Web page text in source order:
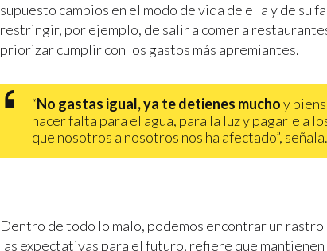
supuesto cambios en el modo de vida de ella y de su
restringir, por ejemplo, de salir a comer a
priorizar cumplir con los gastos más apremiantes.
“No gastas igual, ya te detienes muchoy
hacer falta para el agua, para la luz y pagarle a
que nosotros a nosotros nos ha afectado”, señala.
Dentro de todo lo malo, podemos encontrar un
las expectativas para el futuro, refiere que mantienen